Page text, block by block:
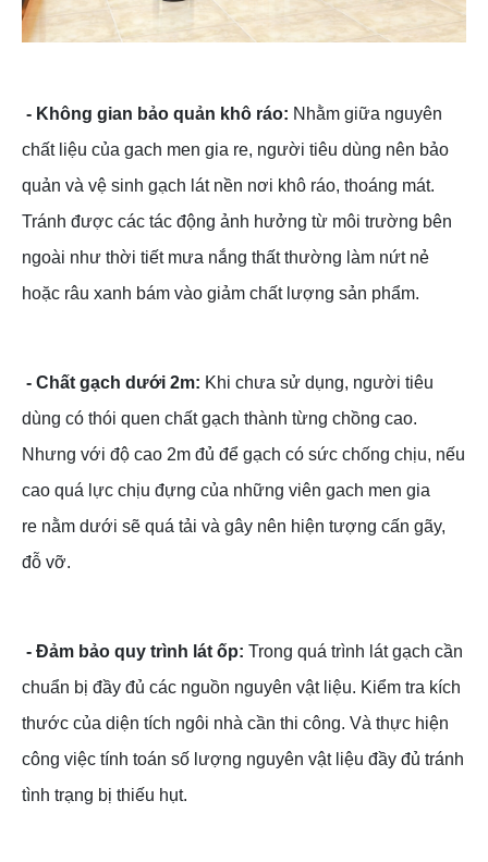
- Không gian bảo quản khô ráo: Nhằm giữa nguyên
chất liệu của gach men gia re, người tiêu dùng nên bảo
quản và vệ sinh gạch lát nền nơi khô ráo, thoáng mát.
Tránh được các tác động ảnh hưởng từ môi trường bên
ngoài như thời tiết mưa nắng thất thường làm nứt nẻ
hoặc râu xanh bám vào giảm chất lượng sản phẩm.
- Chất gạch dưới 2m: Khi chưa sử dụng, người tiêu
dùng có thói quen chất gạch thành từng chồng cao.
Nhưng với độ cao 2m đủ để gạch có sức chống chịu, nếu
cao quá lực chịu đựng của những viên gach men gia
re nằm dưới sẽ quá tải và gây nên hiện tượng cấn gãy,
đỗ vỡ.
- Đảm bảo quy trình lát ốp: Trong quá trình lát gạch cần
chuẩn bị đầy đủ các nguồn nguyên vật liệu. Kiểm tra kích
thước của diện tích ngôi nhà cần thi công. Và thực hiện
công việc tính toán số lượng nguyên vật liệu đầy đủ tránh
tình trạng bị thiếu hụt.